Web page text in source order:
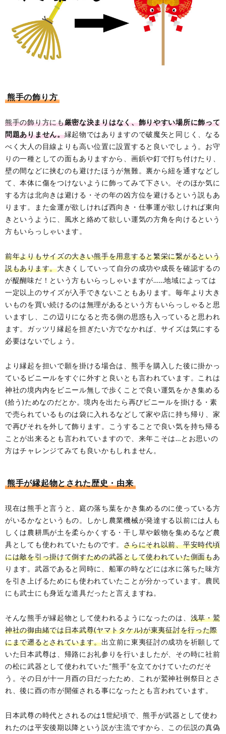
熊手の飾り方
熊手の飾り方にも厳密な決まりはなく、飾りやすい場所に飾って
問題ありません。縁起物ではありますので破魔矢と同じく、なる
べく大人の目線よりも高い位置に設置すると良いでしょう。お守
りの一種としての面もありますから、画鋲や釘で打ち付けたり、
壁の間などに挟むのも避けたほうが無難。裏から紐を通すなどし
て、本体に傷をつけないように飾ってみて下さい。そのほか気に
する方は北向きは避ける・その年の凶方位を避けるという説もあ
ります。また金運が欲しければ西向き・仕事運が欲しければ東向
きというように、風水と絡めて欲しい運気の方角を向けるという
方もいらっしゃいます。
前年よりもサイズの大きい熊手を用意すると繁栄に繋がるという
説もあります。大きくしていって自分の成功や成長を確認するの
が醍醐味だ！という方もいらっしゃいますが……地域によっては
一定以上のサイズが入手できないこともあります。毎年より大き
いものを買い続けるのは無理があるという方もいらっしゃると思
いますし、この辺りになると売る側の思惑も入っていると思われ
ます。ガッツリ縁起を担ぎたい方でなかれば、サイズは気にする
必要はないでしょう。
より縁起を担いで願を掛ける場合は、熊手を購入した後に掛かっ
ているビニールをすぐに外すと良いとも言われています。これは
神社の境内内をビニール無しで歩くことで良い運気をかき集める
(拾う)ためなのだとか。境内を出たら再びビニールを掛ける・素
で売られているものは袋に入れるなどして家や店に持ち帰り、家
で再びそれを外して飾ります。こうすることで良い気を持ち帰る
ことが出来るとも言われていますので、来年こそは…とお思いの
方はチャレンジてみても良いかもしれません。
熊手が縁起物とされた歴史・由来
現在は熊手と言うと、庭の落ち葉をかき集めるのに使っている方
がいるかなというもの。しかし農業機械が発達する以前には人も
しくは農耕馬が土を柔らかくする・干し草や穀物を集めるなど農
具としても使われていたものです。さらにそれ以前、平安時代頃
には敵を引っ掛けて倒すための武器として使われていた側面もあ
ります。武器であると同時に、船軍の時などには水に落ちた味方
を引き上げるためにも使われていたことが分かっています。農民
にも武士にも身近な道具だったと言えますね。
そんな熊手が縁起物として使われるようになったのは、 浅草・鷲
神社の御由緒では日本武尊(ヤマトタケル)が東夷征討を行った際
にまで遡るとされています。出立前に東夷征討の成功を祈願して
いた日本武尊は、帰路にお礼参りを行いましたが、その時に社前
の松に武器として使われていた“熊手”を立てかけていたのだそ
う。その日が十一月酉の日だったため、これが鷲神社例祭日とさ
れ、後に酉の市が開催される事になったとも言われています。
日本武尊の時代とされるのは1世紀頃で、熊手が武器として使わ
れたのは平安後期以降という説が主流ですから、この伝説の真偽